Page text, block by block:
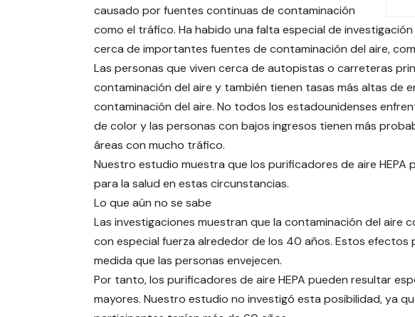
causado por fuentes continuas de contaminación
como el tráfico. Ha habido una falta especial de
cerca de importantes fuentes de contaminación del aire,
Las personas que viven cerca de autopistas o carreteras
contaminación del aire y también tienen tasas más altas de
contaminación del aire. No todos los estadounidenses
de color y las personas con bajos ingresos tienen más
áreas con mucho tráfico.
Nuestro estudio muestra que los purificadores de aire
para la salud en estas circunstancias.
Lo que aún no se sabe
Las investigaciones muestran que la contaminación del aire
con especial fuerza alrededor de los 40 años. Estos efectos
medida que las personas envejecen.
Por tanto, los purificadores de aire HEPA pueden resultar
mayores. Nuestro estudio no investigó esta posibilidad, ya